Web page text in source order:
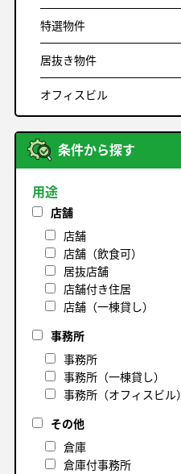
特選物件
居抜き物件
オフィスビル
条件から探す
用途
店舗
店舗
店舗（飲食可）
居抜店舗
店舗付き住居
店舗（一棟貸し）
事務所
事務所
事務所（一棟貸し）
事務所（オフィスビル）
その他
倉庫
倉庫付事務所